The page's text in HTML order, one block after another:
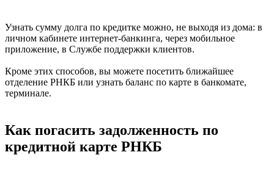
Узнать сумму долга по кредитке можно, не выходя из дома: в
личном кабинете интернет-банкинга, через мобильное
приложение, в Службе поддержки клиентов.
Кроме этих способов, вы можете посетить ближайшее
отделение РНКБ или узнать баланс по карте в банкомате,
терминале.
Как погасить задолженность по
кредитной карте РНКБ